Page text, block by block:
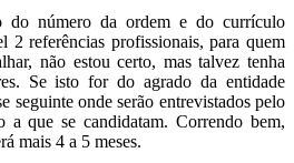
do número da ordem e do currículo
2 referências profissionais, para quem
não estou certo, mas talvez tenha
Se isto for do agrado da entidade
seguinte onde serão entrevistados pelo
a que se candidatam. Correndo bem,
mais 4 a 5 meses.